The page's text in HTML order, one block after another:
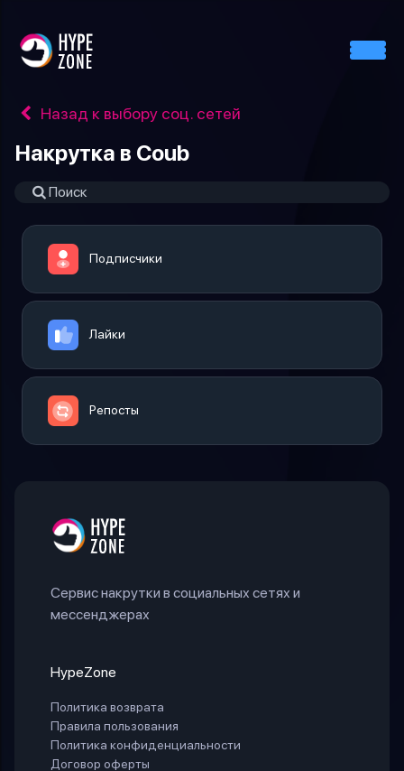
Назад к выбору соц. сетей
Накрутка в Coub
Подписчики
Лайки
Репосты
Сервис накрутки в социальных сетях и
мессенджерах
HypeZone
Политика возврата
Правила пользования
Политика конфиденциальности
Договор оферты